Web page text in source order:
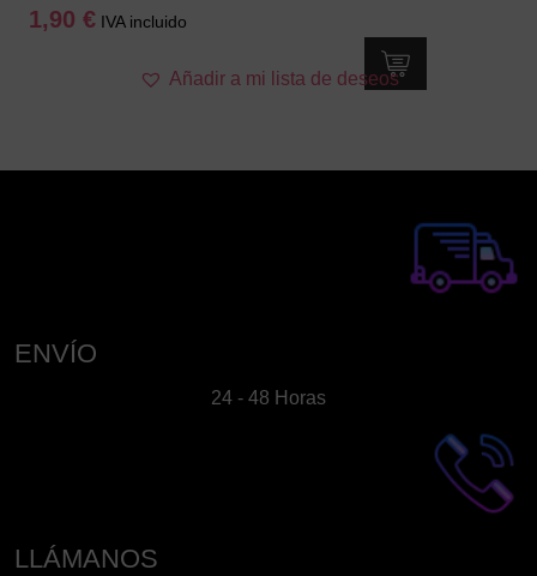
1,90 € IVA incluido
Añadir a mi lista de deseos
ENVÍO
24 - 48 Horas
LLÁMANOS